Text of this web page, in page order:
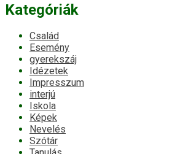
Kategóriák
Család
Esemény
gyerekszáj
Idézetek
Impresszum
interjú
Iskola
Képek
Nevelés
Szótár